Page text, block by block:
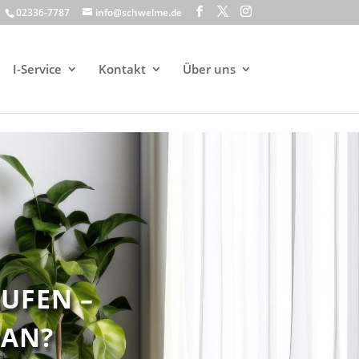
02336-7787 info@schwelme.de
I-Service Kontakt Über uns
–